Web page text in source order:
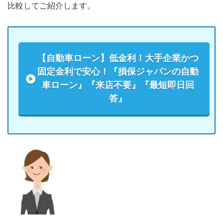
比較してご紹介します。
【自動車ローン】低金利！大手企業かつ
固定金利で安心！『損保ジャパンの自動
車ローン』『来店不要』『最短即日回
答』